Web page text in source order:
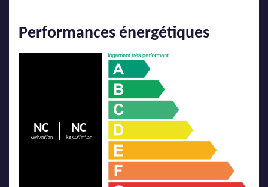
Performances énergétiques
NC
KWh/m²/an
NC
kg CO²/m².an